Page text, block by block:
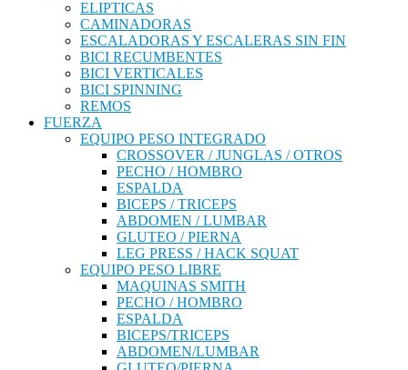
ELIPTICAS
CAMINADORAS
ESCALADORAS Y ESCALERAS SIN FIN
BICI RECUMBENTES
BICI VERTICALES
BICI SPINNING
REMOS
FUERZA
EQUIPO PESO INTEGRADO
CROSSOVER / JUNGLAS / OTROS
PECHO / HOMBRO
ESPALDA
BICEPS / TRICEPS
ABDOMEN / LUMBAR
GLUTEO / PIERNA
LEG PRESS / HACK SQUAT
EQUIPO PESO LIBRE
MAQUINAS SMITH
PECHO / HOMBRO
ESPALDA
BICEPS/TRICEPS
ABDOMEN/LUMBAR